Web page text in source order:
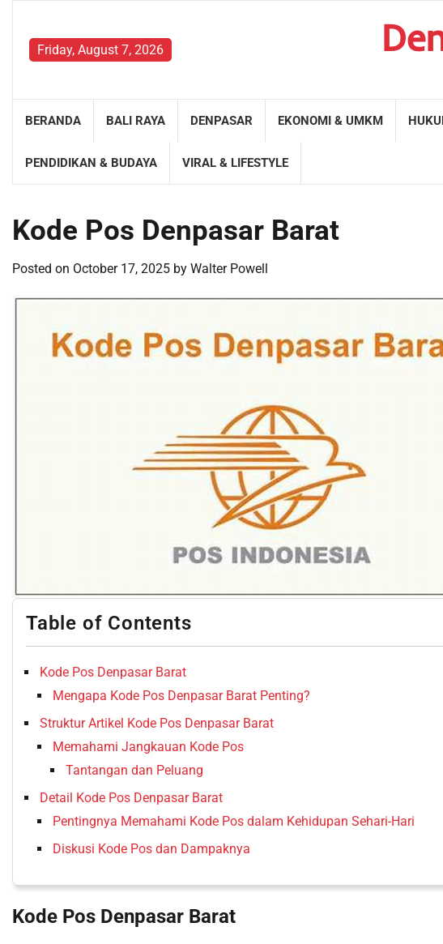
contentFriday, August 7, 2026
BERANDA BALI RAYA DENPASAR EKONOMI & UMKM
PENDIDIKAN & BUDAYA VIRAL & LIFESTYLE
Kode Pos Denpasar Barat
Posted on October 17, 2025 by Walter Powell
Table of Contents
Kode Pos Denpasar Barat
Mengapa Kode Pos Denpasar Barat Penting?
Struktur Artikel Kode Pos Denpasar Barat
Memahami Jangkauan Kode Pos
Tantangan dan Peluang
Detail Kode Pos Denpasar Barat
Pentingnya Memahami Kode Pos dalam Kehidupan Sehari-Hari
Diskusi Kode Pos dan Dampaknya
Kode Pos Denpasar Barat